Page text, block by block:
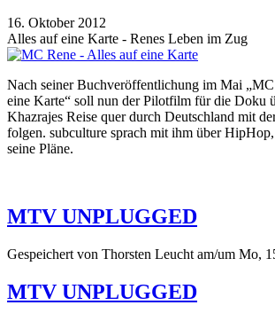
16. Oktober 2012
Alles auf eine Karte - Renes Leben im Zug
Nach seiner Buchveröffentlichung im Mai
eine Karte“ soll nun der Pilotfilm für die Doku
Khazrajes Reise quer durch Deutschland mit
folgen. subculture sprach mit ihm über
seine Pläne.
MTV UNPLUGGED
Gespeichert von Thorsten Leucht am/um Mo,
MTV UNPLUGGED